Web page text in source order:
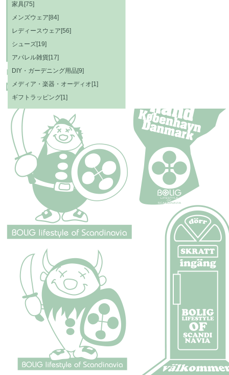
家具[75]
メンズウェア[84]
レディースウェア[56]
シューズ[19]
アパレル雑貨[17]
DIY・ガーデニング用品[9]
メディア・楽器・オーディオ[1]
ギフトラッピング[1]